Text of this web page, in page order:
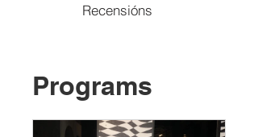
Recensións
Programs